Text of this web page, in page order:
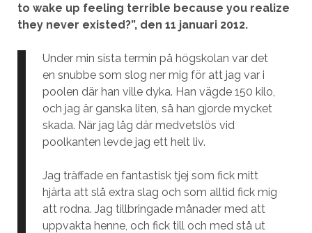
to wake up feeling terrible because you realize
they never existed?”, den 11 januari 2012.
Under min sista termin på högskolan var det
en snubbe som slog ner mig för att jag var i
poolen där han ville dyka. Han vägde 150 kilo,
och jag är ganska liten, så han gjorde mycket
skada. När jag låg där medvetslös vid
poolkanten levde jag ett helt liv.
Jag träffade en fantastisk tjej som fick mitt
hjärta att slå extra slag och som alltid fick mig
att rodna. Jag tillbringade månader med att
uppvakta henne, och fick till och med stå ut